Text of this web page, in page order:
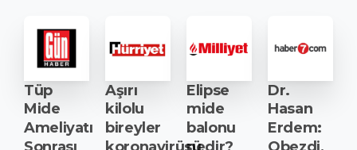
Tüp
Mide
Ameliyatı
Sonrası
Aşırı
kilolu
bireyler
koronavirüsü
Elipse
mide
balonu
nedir?
Dr.
Hasan
Erdem:
Obezdi,